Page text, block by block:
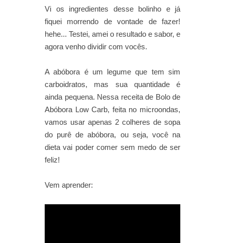
Vi os ingredientes desse bolinho e já
fiquei morrendo de vontade de fazer!
hehe... Testei, amei o resultado e sabor, e
agora venho dividir com vocês.
A abóbora é um legume que tem sim
carboidratos, mas sua quantidade é
ainda pequena. Nessa receita de Bolo de
Abóbora Low Carb, feita no microondas,
vamos usar apenas 2 colheres de sopa
do purê de abóbora, ou seja, você na
dieta vai poder comer sem medo de ser
feliz!
Vem aprender: